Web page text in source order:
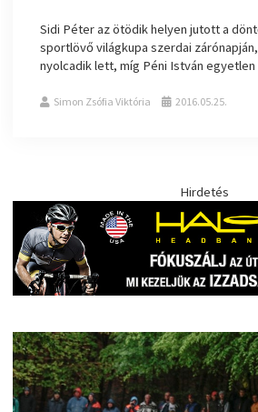
Sidi Péter az ötödik helyen jutott a
sportlövő világkupa szerdai
nyolcadik lett, míg Péni István egyetlen
Simon Zsófia Viktória 2016.05.25.
Hirdetés